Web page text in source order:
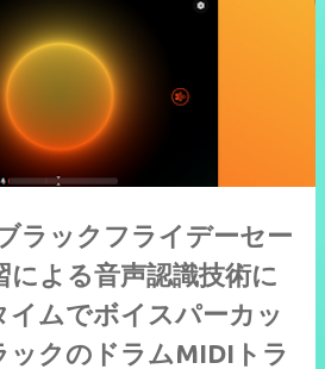
ラックフライデーセー
による音声認識技術に
イムでボイスパーカッ
ックのドラムMIDIトラ